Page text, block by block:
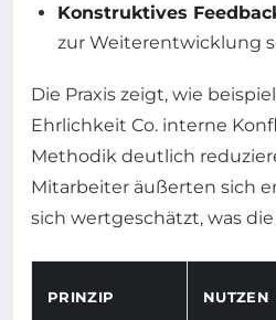
Konstruktives
zur Weiterentwicklung
Die Praxis zeigt, wie
Ehrlichkeit Co. interne
Methodik deutlich
Mitarbeiter äußerten sich
sich wertgeschätzt, was
PRINZIP NUTZEN